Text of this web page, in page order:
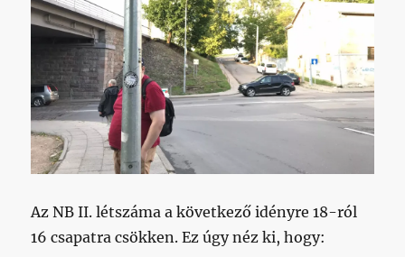
Az NB II. létszáma a következő idényre 18-ról
16 csapatra csökken. Ez úgy néz ki, hogy: